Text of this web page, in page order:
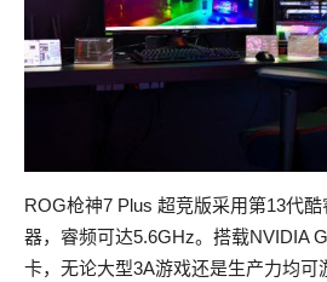
ROG枪神7 Plus 超竞版采用第13代
器，睿频可达5.6GHz。搭载NVIDIA
卡，无论大型3A游戏还是生产力均可